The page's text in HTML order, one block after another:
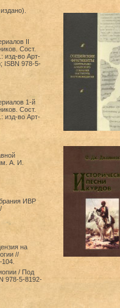
II
Сост.
во Арт-
ISBN 978-5-
1-й
Сост.
во Арт-
А. И.
ИВР
на
//
/ Под
978-5-8192-